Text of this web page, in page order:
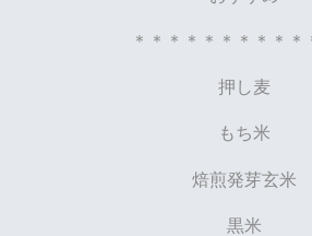
＊＊＊＊＊＊＊＊＊＊
押し麦
もち米
焙煎発芽玄米
黒米